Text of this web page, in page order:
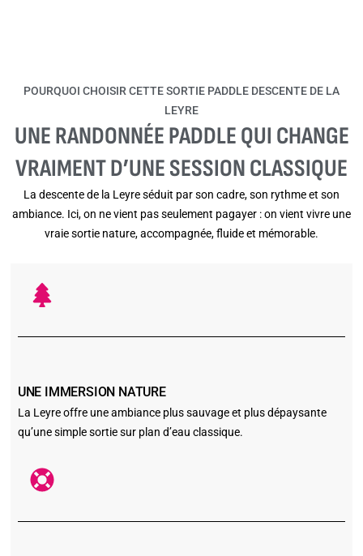
POURQUOI CHOISIR CETTE SORTIE PADDLE DESCENTE DE LA
LEYRE
UNE RANDONNÉE PADDLE QUI CHANGE
VRAIMENT D’UNE SESSION CLASSIQUE
La descente de la Leyre séduit par son cadre, son rythme et son
ambiance. Ici, on ne vient pas seulement pagayer : on vient vivre une
vraie sortie nature, accompagnée, fluide et mémorable.
UNE IMMERSION NATURE
La Leyre offre une ambiance plus sauvage et plus dépaysante
qu’une simple sortie sur plan d’eau classique.